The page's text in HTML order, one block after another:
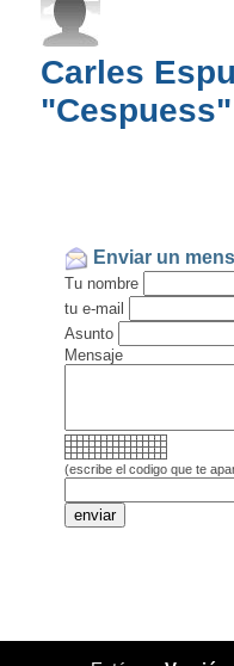
Carles
"Cespuess"
Enviar un
Tu nombre
tu e-mail
Asunto
Mensaje
(escribe el codigo que te